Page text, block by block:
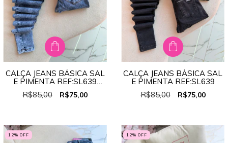
CALÇA JEANS BÁSICA SAL
E PIMENTA REF:SL639
PEQUENA
R$85,00 R$75,00
CALÇA JEANS BÁSICA SAL
E PIMENTA REF:SL639
R$85,00
R$75,00
12% OFF 12% OFF